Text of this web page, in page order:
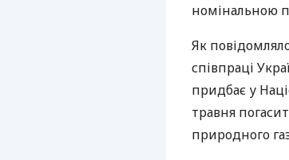
номінальною
Як
співпраці
придбає у
травня
природного